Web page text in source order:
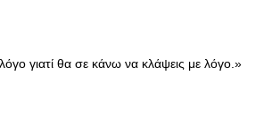
γιατί θα σε κάνω να κλάψεις με λόγο.»